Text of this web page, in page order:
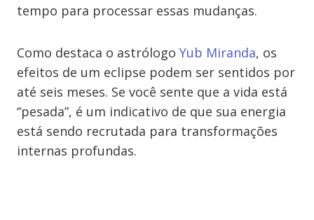
tempo para processar essas mudanças.
Como destaca o astrólogo Yub Miranda, os
efeitos de um eclipse podem ser sentidos por
até seis meses. Se você sente que a vida está
“pesada”, é um indicativo de que sua energia
está sendo recrutada para transformações
internas profundas.